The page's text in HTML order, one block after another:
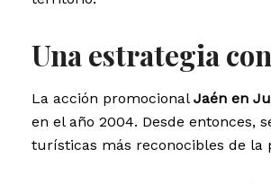
Una estrategia
La acción promocional Jaén en
en el año 2004. Desde entonces,
turísticas más reconocibles de la